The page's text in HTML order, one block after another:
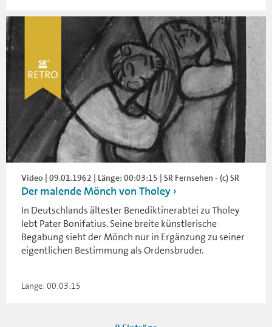
Video | 09.01.1962 | Länge: 00:03:15 | SR Fernsehen - (c) SR
Der malende Mönch von Tholey
In Deutschlands ältester Benediktinerabtei zu Tholey
lebt Pater Bonifatius. Seine breite künstlerische
Begabung sieht der Mönch nur in Ergänzung zu seiner
eigentlichen Bestimmung als Ordensbruder.
Länge: 00:03:15